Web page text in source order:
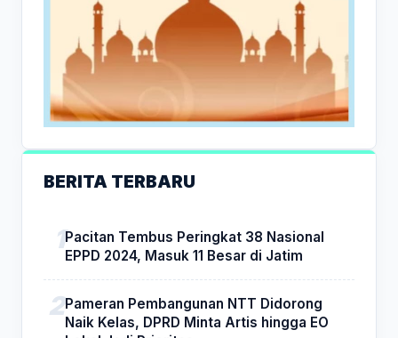
BERITA TERBARU
Pacitan Tembus Peringkat 38 Nasional
EPPD 2024, Masuk 11 Besar di Jatim
Pameran Pembangunan NTT Didorong
Naik Kelas, DPRD Minta Artis hingga EO